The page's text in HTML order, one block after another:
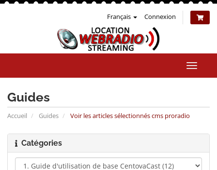
Français Connexion
la
Guides
Accueil Guides Voir les articles sélectionnés cms proradio
Catégories